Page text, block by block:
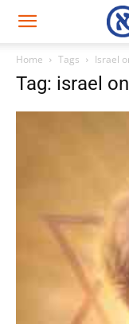
Home Tags Israel
Tag: israel